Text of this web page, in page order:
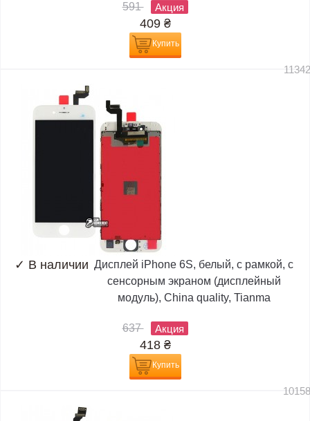
591 Акция
409 ₴
Купить
✓ В наличии Дисплей iPhone 6S, белый, с рамкой, с
сенсорным экраном (дисплейный
модуль), China quality, Tianma
637 Акция
418 ₴
Купить